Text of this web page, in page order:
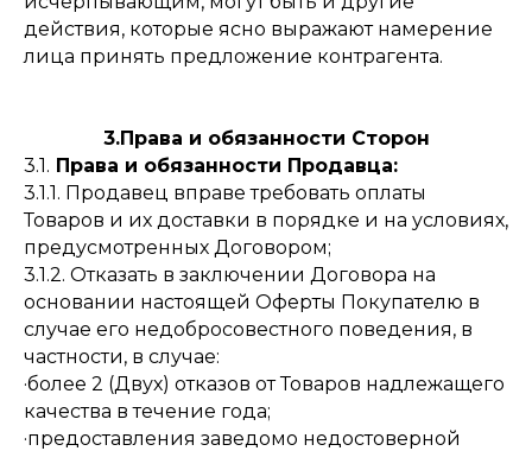
действия, которые ясно выражают намерение
лица принять предложение контрагента.
3.Права и обязанности Сторон
3.1. Права и обязанности Продавца:
3.1.1. Продавец вправе требовать оплаты
Товаров и их доставки в порядке и на условиях,
предусмотренных Договором;
3.1.2. Отказать в заключении Договора на
основании настоящей Оферты Покупателю в
случае его недобросовестного поведения, в
частности, в случае:
·более 2 (Двух) отказов от Товаров надлежащего
качества в течение года;
·предоставления заведомо недостоверной